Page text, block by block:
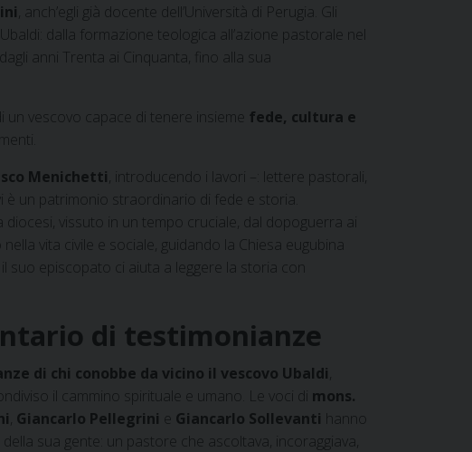
, anch’egli già docente dell’Università di Perugia. Gli
dalla formazione teologica all’azione pastorale nel
anni Trenta ai Cinquanta, fino alla sua
vescovo capace di tenere insieme fede, cultura e
Menichetti , introducendo i lavori –: lettere pastorali,
è un patrimonio straordinario di fede e storia.
vissuto in un tempo cruciale, dal dopoguerra ai
vita civile e sociale, guidando la Chiesa eugubina
suo episcopato ci aiuta a leggere la storia con
di testimonianze
di chi conobbe da vicino il vescovo Ubaldi
il cammino spirituale e umano. Le voci di mons.
Giancarlo Pellegrini e Giancarlo Sollevanti hanno
sua gente: un pastore che ascoltava, incoraggiava,